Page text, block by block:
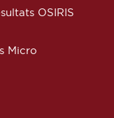
OSIRIS
Micro